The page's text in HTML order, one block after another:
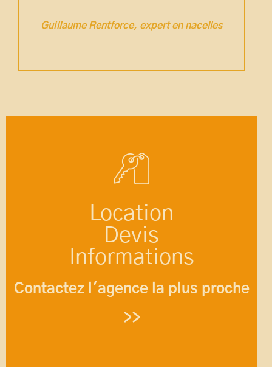
Guillaume Rentforce, expert en nacelles
Location
Devis
Informations
Contactez l'agence la plus proche
>>